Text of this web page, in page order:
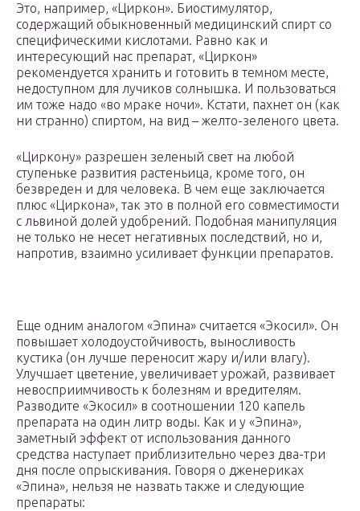
Это, например, «Циркон». Биостимулятор,
содержащий обыкновенный медицинский спирт со
специфическими кислотами. Равно как и
интересующий нас препарат, «Циркон»
рекомендуется хранить и готовить в темном месте,
недоступном для лучиков солнышка. И пользоваться
им тоже надо «во мраке ночи». Кстати, пахнет он (как
ни странно) спиртом, на вид – желто-зеленого цвета.
«Циркону» разрешен зеленый свет на любой
ступеньке развития растеньица, кроме того, он
безвреден и для человека. В чем еще заключается
плюс «Циркона», так это в полной его совместимости
с львиной долей удобрений. Подобная манипуляция
не только не несет негативных последствий, но и,
напротив, взаимно усиливает функции препаратов.
Еще одним аналогом «Эпина» считается «Экосил». Он
повышает холодоустойчивость, выносливость
кустика (он лучше переносит жару и/или влагу).
Улучшает цветение, увеличивает урожай, развивает
невосприимчивость к болезням и вредителям.
Разводите «Экосил» в соотношении 120 капель
препарата на один литр воды. Как и у «Эпина»,
заметный эффект от использования данного
средства наступает приблизительно через два-три
дня после опрыскивания. Говоря о дженериках
«Эпина», нельзя не назвать также и следующие
препараты: